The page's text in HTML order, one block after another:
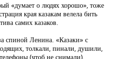
«думает о людях хорошо», тоже
края казакам велела бить
самих казаков.
спиной Ленина. «Казаки» с
толкали, пинали, душили,
(чтоб не снимали),